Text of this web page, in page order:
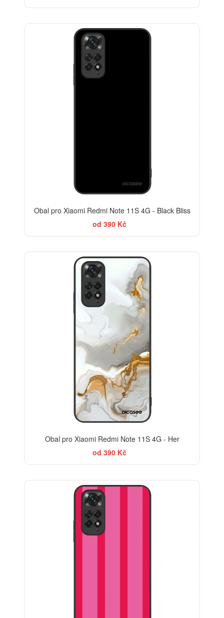
Obal pro Xiaomi Redmi Note 11S 4G - Black Bliss
od 390 Kč
Obal pro Xiaomi Redmi Note 11S 4G - Her
od 390 Kč